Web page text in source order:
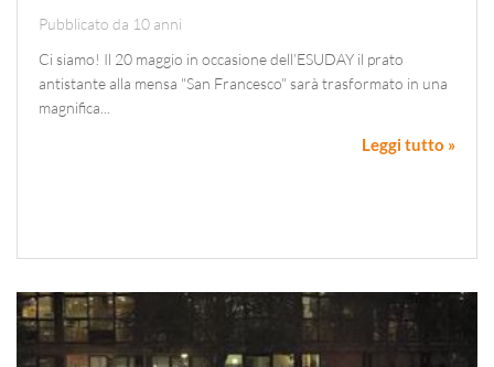
Pubblicato da 10 anni
Ci siamo! Il 20 maggio in occasione dell’ESUDAY il prato
antistante alla mensa "San Francesco" sarà trasformato in una
magnifica...
Leggi tutto »